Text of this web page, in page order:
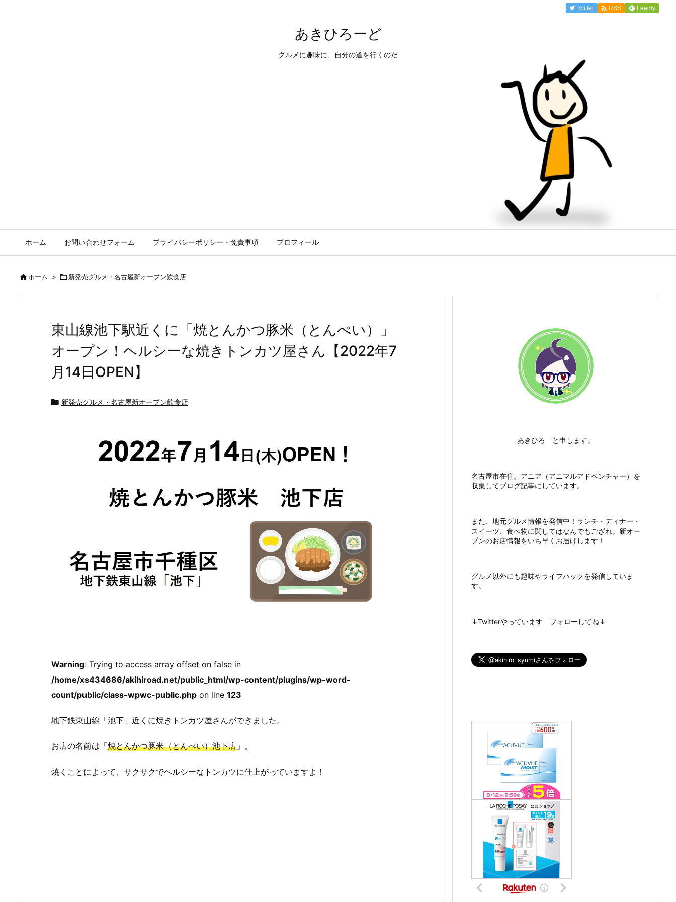
あきひろーど
グルメに趣味に、自分の道を行くのだ
ホーム お問い合わせフォーム プライバシーポリシー・免責事項 プロフィール
Twitter  RSS Feedly
ホーム > 新発売グルメ・名古屋新オープン飲食店
東山線池下駅近くに「焼とんかつ豚米（とんぺい）」
オープン！ヘルシーな焼きトンカツ屋さん【2022年7
月14日OPEN】
 新発売グルメ・名古屋新オープン飲食店
Warning: Trying to access array offset on false in
/home/xs434686/akihiroad.net/public_html/wp-content/plugins/wp-word-
count/public/class-wpwc-public.php on line 123
地下鉄東山線「池下」近くに焼きトンカツ屋さんができました。
お店の名前は「焼とんかつ豚米（とんぺい）池下店 」。
焼くことによって、サクサクでヘルシーなトンカツに仕上がっていますよ！
あきひろ と申します。
名古屋市在住。アニア（アニマルアドベンチャー）を
収集してブログ記事にしています。
また、地元グルメ情報を発信中！ランチ・ディナー・
スイーツ、食べ物に関してはなんでもござれ。新オー
プンのお店情報をいち早くお届けします！
グルメ以外にも趣味やライフハックを発信していま
す。
↓Twitterやっています フォローしてね↓